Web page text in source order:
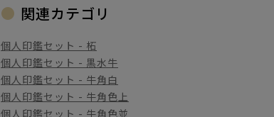
関連カテゴリ
個人印鑑セット - 柘
個人印鑑セット - 黒水牛
個人印鑑セット - 牛角白
個人印鑑セット - 牛角色上
個人印鑑セット - 牛角色並